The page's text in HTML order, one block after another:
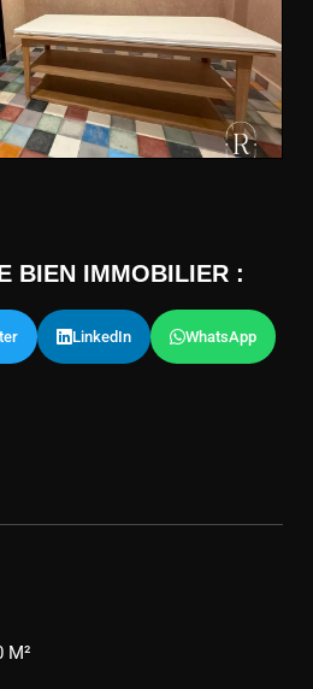
BIEN IMMOBILIER :
LinkedIn WhatsApp
M²